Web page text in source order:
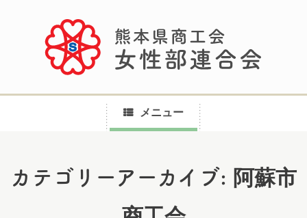
メニュー
ンカテゴリーアーカイブ: 阿蘇市